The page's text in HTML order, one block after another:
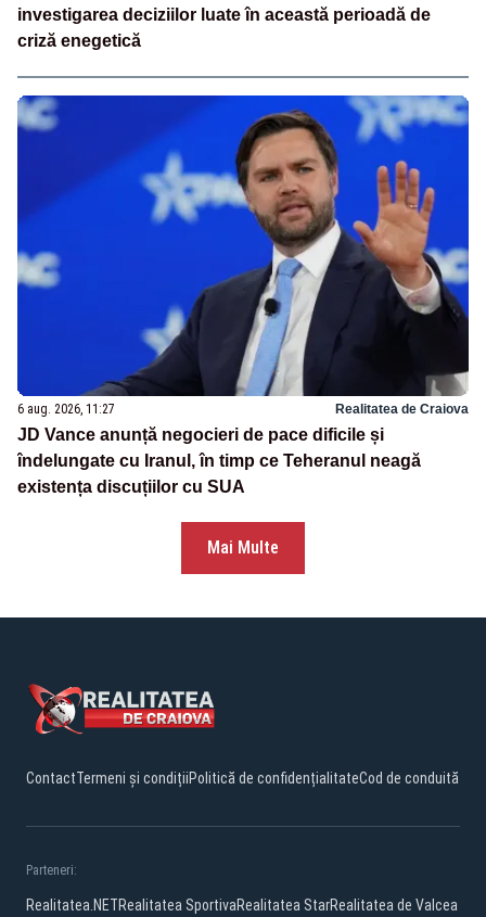
investigarea deciziilor luate în această perioadă de
criză enegetică
6 aug. 2026, 11:27 Realitatea de Craiova
JD Vance anunță negocieri de pace dificile și
îndelungate cu Iranul, în timp ce Teheranul neagă
existența discuțiilor cu SUA
Mai Multe
ContactTermeni și condițiiPolitică de confidențialitateCod de conduită
Parteneri:
Realitatea.NETRealitatea SportivaRealitatea StarRealitatea de Valcea